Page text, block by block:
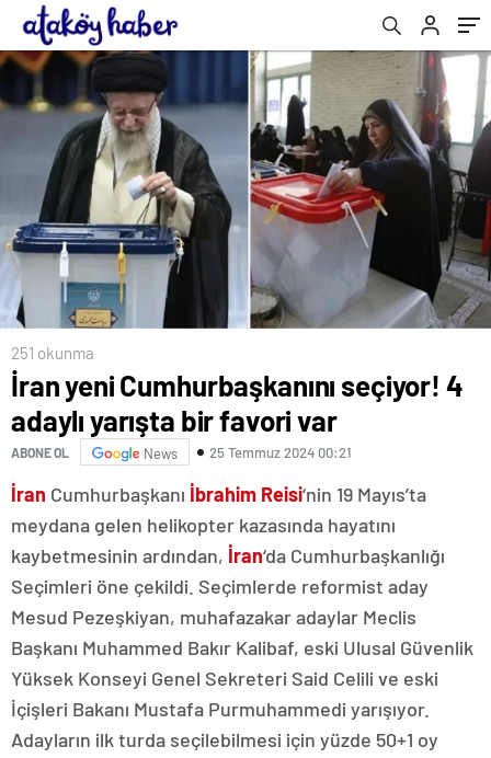
251 okunma
İran yeni Cumhurbaşkanını seçiyor! 4
adaylı yarışta bir favori var
ABONE OL News 25 Temmuz 2024 00:21
İran Cumhurbaşkanı İbrahim Reisi‘nin 19 Mayıs’ta
meydana gelen helikopter kazasında hayatını
kaybetmesinin ardından, İran‘da Cumhurbaşkanlığı
Seçimleri öne çekildi. Seçimlerde reformist aday
Mesud Pezeşkiyan, muhafazakar adaylar Meclis
Başkanı Muhammed Bakır Kalibaf, eski Ulusal Güvenlik
Yüksek Konseyi Genel Sekreteri Said Celili ve eski
İçişleri Bakanı Mustafa Purmuhammedi yarışıyor.
Adayların ilk turda seçilebilmesi için yüzde 50+1 oy